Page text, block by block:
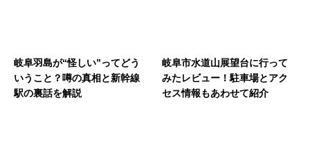
岐阜羽島が“怪しい”ってどう
いうこと？噂の真相と新幹線
駅の裏話を解説
岐阜市水道山展望台に行って
みたレビュー！駐車場とアク
セス情報もあわせて紹介